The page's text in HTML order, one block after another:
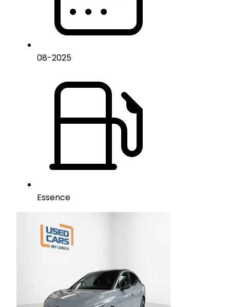
08-2025
Essence